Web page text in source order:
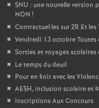
SNU : une nouvelle version
NON !
Contractuel·les sur ZR Et
Vendredi 13 octobre
Sorties et voyages
Le temps du deuil
Pour en finir avec les
AESH, inclusion scolaire et
Inscriptions Aux Concours